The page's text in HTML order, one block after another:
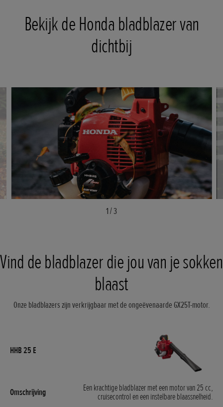
Bekijk de Honda bladblazer van
dichtbij
1/3
Vind de bladblazer die jou van je sokken
blaast
Onze bladblazers zijn verkrijgbaar met de ongeëvenaarde GX25T-motor.
Een krachtige bladblazer met een motor van 25 cc,
cruisecontrol en een instelbare blaassnelheid.